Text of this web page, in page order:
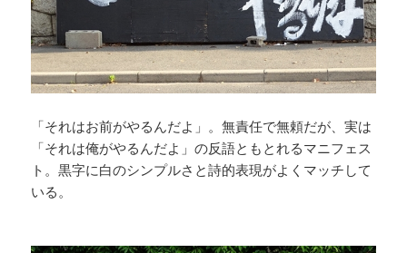
「それはお前がやるんだよ」。無責任で無頼だが、実は
「それは俺がやるんだよ」の反語ともとれるマニフェス
ト。黒字に白のシンプルさと詩的表現がよくマッチして
いる。